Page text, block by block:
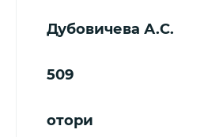
Дубовичева А.С.
509
отори